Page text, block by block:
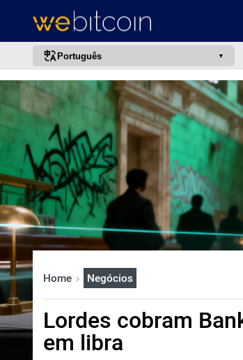
Português
português (BR)
english
español
français
italiano
deutsch
日本語
中文
한국어
العربية
ไทย
ქართული
Home Negócios
Lordes cobram
em libra